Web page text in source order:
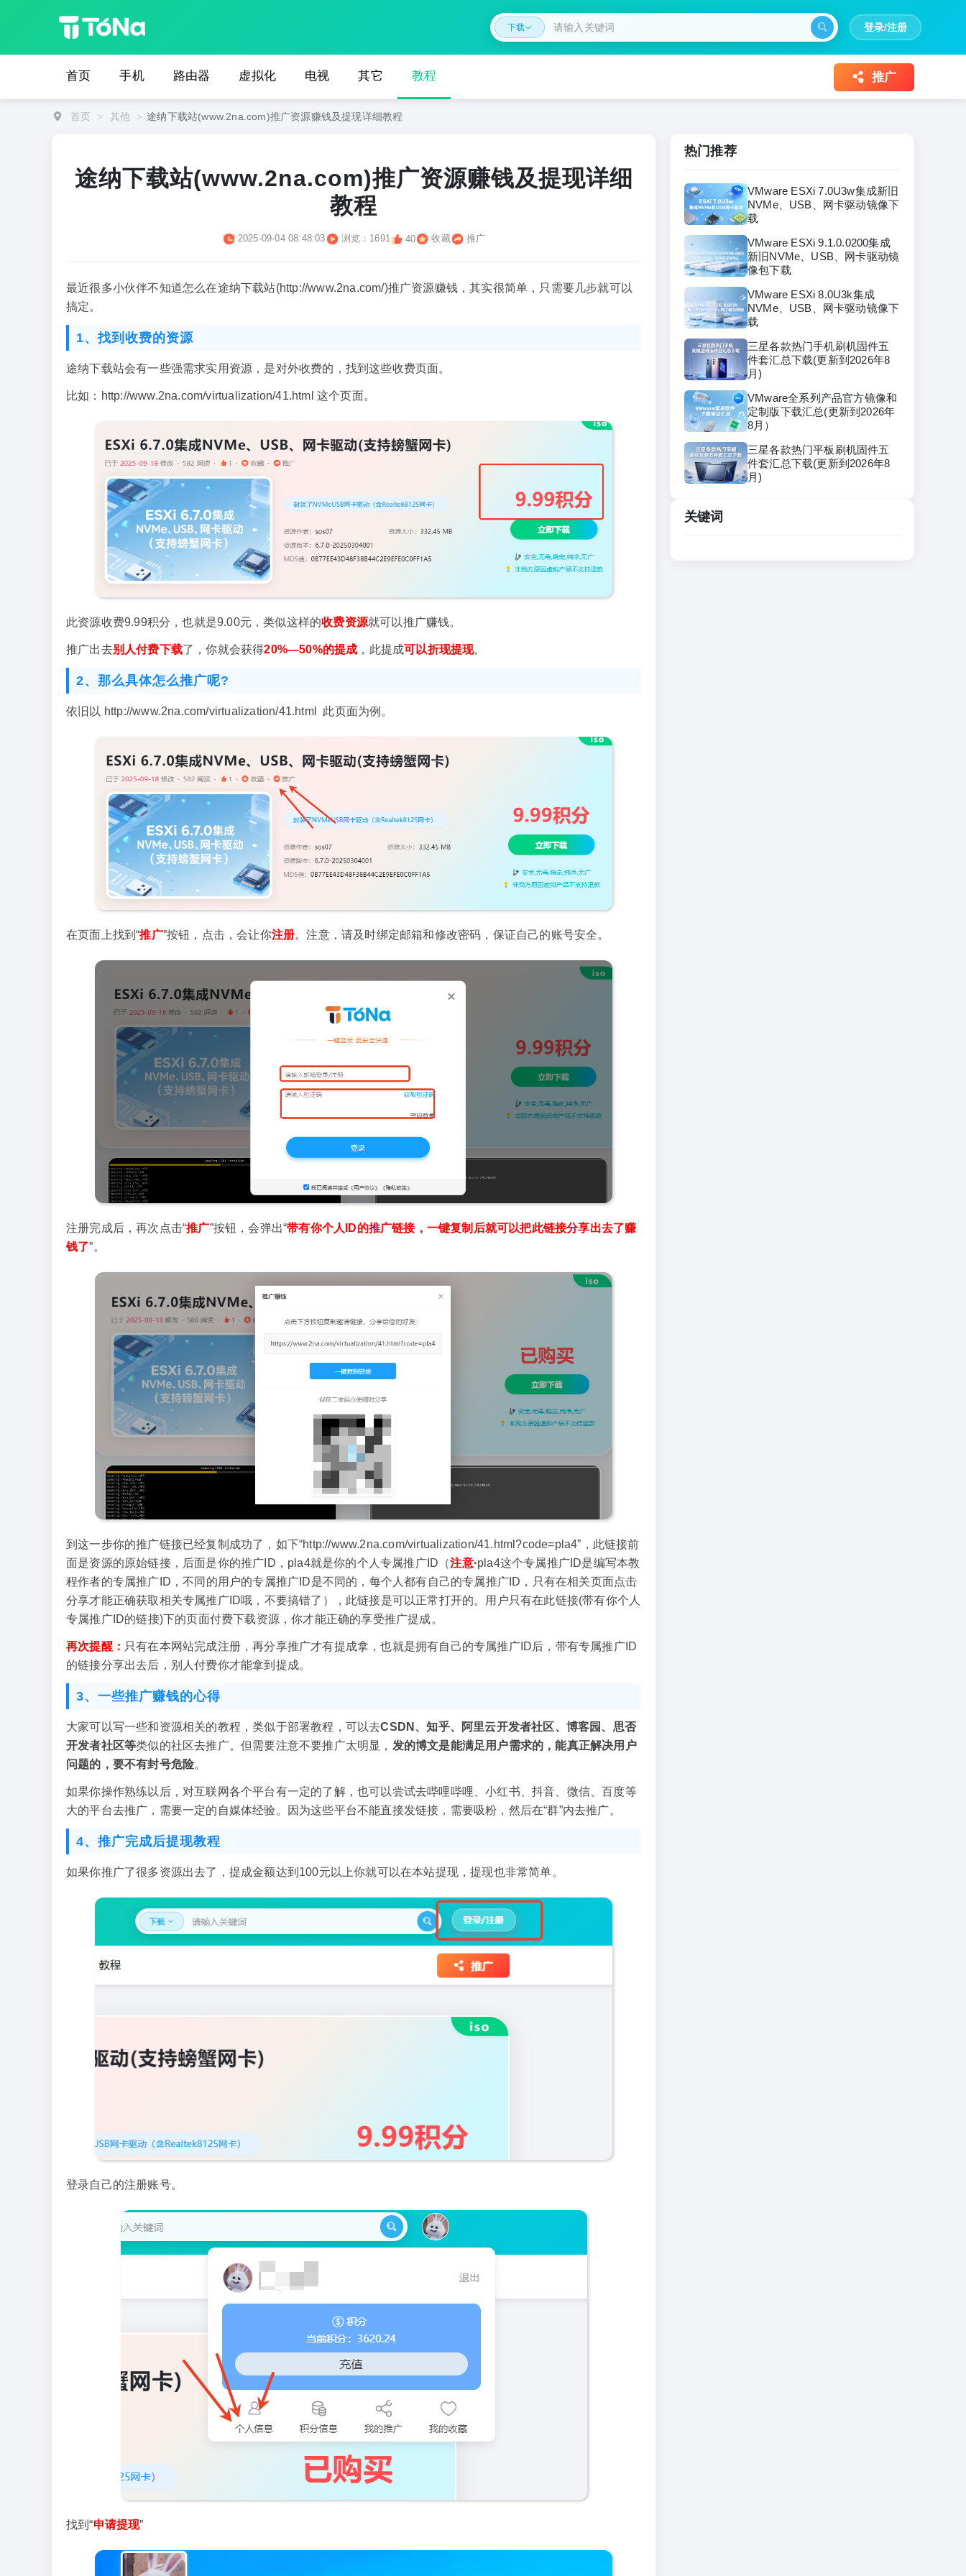
下载 登录/注册
首页 手机 路由器 虚拟化 电视 其它 教程 推广
首页 > 其他 > 途纳下载站(www.2na.com)推广资源赚钱及提现详细教程
途纳下载站(www.2na.com)推广资源赚钱及提现详细
教程
2025-09-04 08:48:03 浏览：1691 40 收藏 推广
最近很多小伙伴不知道怎么在途纳下载站(http://www.2na.com/)推广资源赚钱，其实很简单，只需要几步就可以
搞定。
1、找到收费的资源
途纳下载站会有一些强需求实用资源，是对外收费的，找到这些收费页面。
比如：http://www.2na.com/virtualization/41.html 这个页面。
此资源收费9.99积分，也就是9.00元，类似这样的收费资源就可以推广赚钱。
推广出去别人付费下载了，你就会获得20%—50%的提成 ，此提成可以折现提现。
2、那么具体怎么推广呢?
依旧以 http://www.2na.com/virtualization/41.html 此页面为例。
在页面上找到“推广”按钮，点击，会让你注册。注意，请及时绑定邮箱和修改密码，保证自己的账号安全。
注册完成后，再次点击“推广”按钮，会弹出“带有你个人ID的推广链接，一键复制后就可以把此链接分享出去了赚
钱了”。
到这一步你的推广链接已经复制成功了，如下“http://www.2na.com/virtualization/41.html?code=pla4”，此链接前
面是资源的原始链接，后面是你的推广ID， pla4就是你的个人专属推广ID（注意·pla4这个专属推广ID是编写本教
程作者的专属推广ID，不同的用户的专属推广ID是不同的，每个人都有自己的专属推广ID，只有在相关页面点击
分享才能正确获取相关专属推广ID哦，不要搞错了），此链接是可以正常打开的。用户只有在此链接(带有你个人
专属推广ID的链接)下的页面付费下载资源，你才能正确的享受推广提成。
再次提醒： 只有在本网站完成注册，再分享推广才有提成拿，也就是拥有自己的专属推广ID后，带有专属推广ID
的链接分享出去后，别人付费你才能拿到提成。
3、一些推广赚钱的心得
大家可以写一些和资源相关的教程，类似于部署教程，可以去CSDN、知乎、阿里云开发者社区、博客园、思否
开发者社区等类似的社区去推广。但需要注意不要推广太明显， 发的博文是能满足用户需求的，能真正解决用户
问题的，要不有封号危险。
如果你操作熟练以后，对互联网各个平台有一定的了解，也可以尝试去哔哩哔哩、小红书、抖音、微信、百度等
大的平台去推广，需要一定的自媒体经验。因为这些平台不能直接发链接，需要吸粉，然后在“群”内去推广。
4、推广完成后提现教程
如果你推广了很多资源出去了，提成金额达到100元以上你就可以在本站提现，提现也非常简单。
登录自己的注册账号。
找到“申请提现”
热门推荐
VMware ESXi 7.0U3w集成新旧
NVMe、USB、网卡驱动镜像下
载
VMware ESXi 9.1.0.0200集成
新旧NVMe、USB、网卡驱动镜
像包下载
VMware ESXi 8.0U3k集成
NVMe、USB、网卡驱动镜像下
载
三星各款热门手机刷机固件五
件套汇总下载(更新到2026年8
月)
VMware全系列产品官方镜像和
定制版下载汇总(更新到2026年
8月）
三星各款热门平板刷机固件五
件套汇总下载(更新到2026年8
月)
关键词